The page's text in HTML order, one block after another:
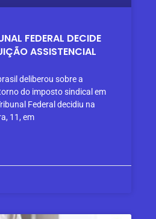
FEDERAL DECIDE
ASSISTENCIAL
deliberou sobre a
do imposto sindical em
Federal decidiu na
11, em